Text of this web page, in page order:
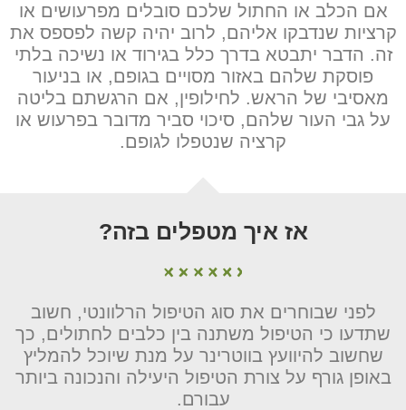
אם הכלב או החתול שלכם סובלים מפרעושים או
קרציות שנדבקו אליהם, לרוב יהיה קשה לפספס את
זה. הדבר יתבטא בדרך כלל בגירוד או נשיכה בלתי
פוסקת שלהם באזור מסויים בגופם, או בניעור
מאסיבי של הראש. לחילופין, אם הרגשתם בליטה
על גבי העור שלהם, סיכוי סביר מדובר בפרעוש או
קרציה שנטפלו לגופם.
אז איך מטפלים בזה?
לפני שבוחרים את סוג הטיפול הרלוונטי, חשוב
שתדעו כי הטיפול משתנה בין כלבים לחתולים, כך
שחשוב להיוועץ בווטרינר על מנת שיוכל להמליץ
באופן גורף על צורת הטיפול היעילה והנכונה ביותר
עבורם.